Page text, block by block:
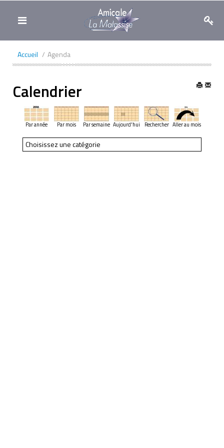
Toggle
Accueil / Agenda
Calendrier
Par année Par mois Par semaine Aujourd'hui Rechercher Aller au mois
Choisissez une catégorie